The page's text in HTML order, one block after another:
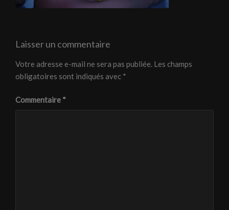
Laisser un commentaire
Votre adresse e-mail ne sera pas publiée. Les champs
obligatoires sont indiqués avec *
Commentaire *